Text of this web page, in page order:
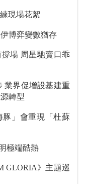
現場花絮
博弈變數猶存
速新能源轉型
」會重現「杜蘇
極端酷熱